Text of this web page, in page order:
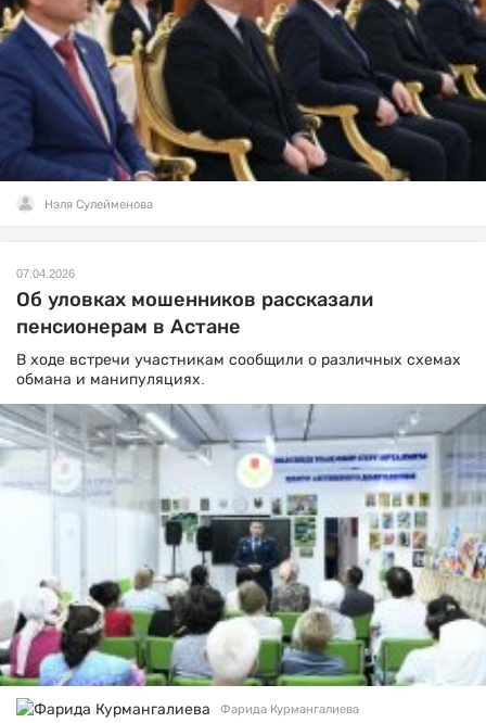
Нэля Сулейменова
07.04.2026
Об уловках мошенников рассказали
пенсионерам в Астане
В ходе встречи участникам сообщили о различных схемах
обмана и манипуляциях.
Фарида Курмангалиева